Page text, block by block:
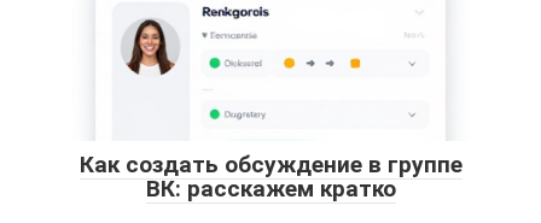
Как создать обсуждение в группе
ВК: расскажем кратко